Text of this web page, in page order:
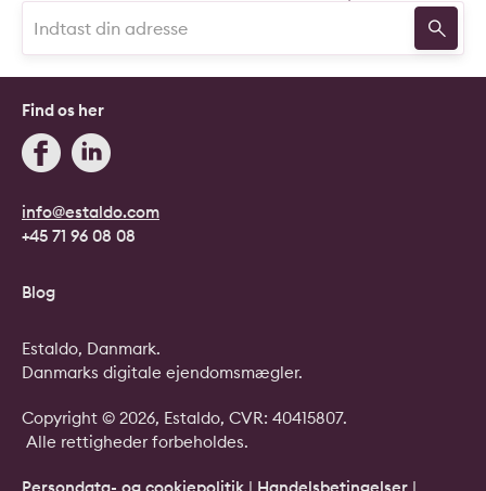
info@estaldo.com
+45 71 96 08 08
Find os her
Blog
Copyright © 2026, Estaldo, CVR: 40415807.
Alle rettigheder forbeholdes.
Persondata- og cookiepolitik | Handelsbetingelser |
Estaldo, Danmark.
Danmarks digitale ejendomsmægler.